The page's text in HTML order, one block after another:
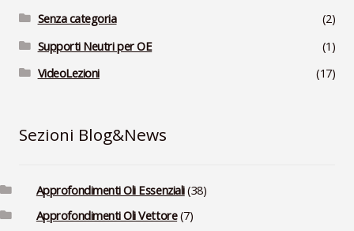
Senza categoria
(2)
Supporti Neutri per OE
(1)
VideoLezioni
(17)
Sezioni Blog&News
Approfondimenti Oli Essenziali(38)
Approfondimenti Oli Vettore(7)